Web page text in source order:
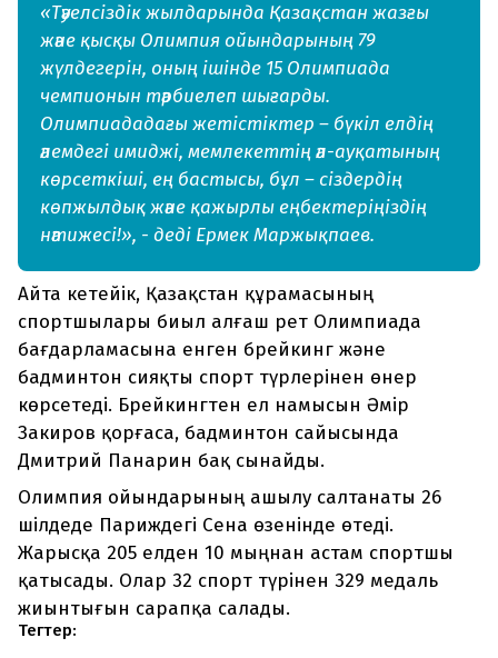
«Тәуелсіздік жылдарында Қазақстан жазғы
және қысқы Олимпия ойындарының 79
жүлдегерін, оның ішінде 15 Олимпиада
чемпионын тәрбиелеп шығарды.
Олимпиададағы жетістіктер – бүкіл елдің
әлемдегі имиджі, мемлекеттің әл-ауқатының
көрсеткіші, ең бастысы, бұл – сіздердің
көпжылдық және қажырлы еңбектеріңіздің
нәтижесі!», - деді Ермек Маржықпаев.
Айта кетейік, Қазақстан құрамасының
спортшылары биыл алғаш рет Олимпиада
бағдарламасына енген брейкинг және
бадминтон сияқты спорт түрлерінен өнер
көрсетеді. Брейкингтен ел намысын Әмір
Закиров қорғаса, бадминтон сайысында
Дмитрий Панарин бақ сынайды.
Олимпия ойындарының ашылу салтанаты 26
шілдеде Париждегі Сена өзенінде өтеді.
Жарысқа 205 елден 10 мыңнан астам спортшы
қатысады. Олар 32 спорт түрінен 329 медаль
жиынтығын сарапқа салады.
Тегтер: